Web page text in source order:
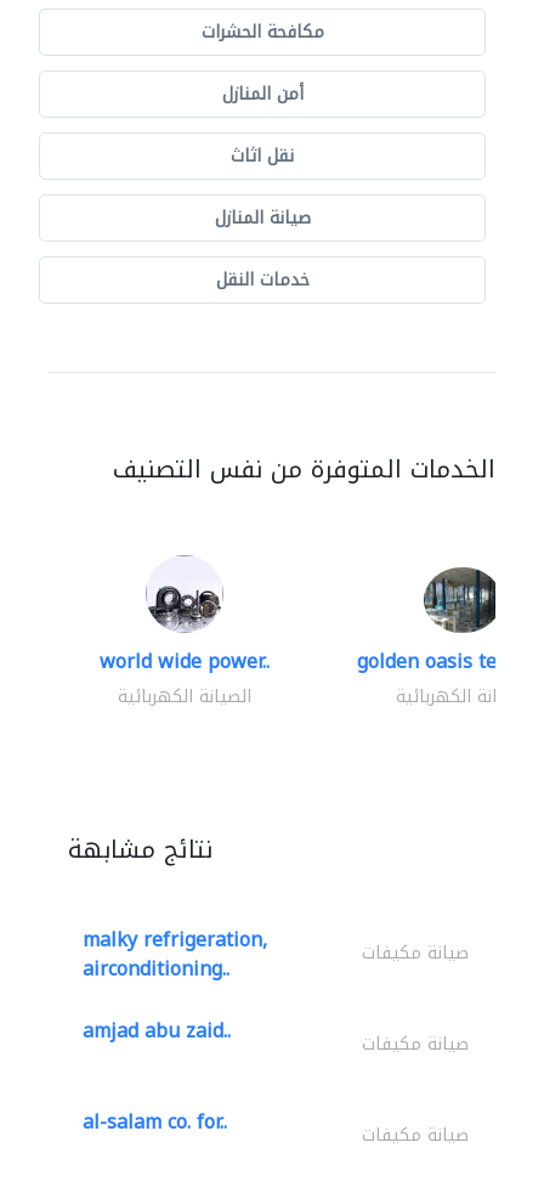
مكافحة الحشرات
أمن المنازل
نقل اثاث
صيانة المنازل
خدمات النقل
الخدمات المتوفرة من نفس التصنيف
world wide power..
الصيانة الكهربائية
golden oasis
الصيانة الكهربائية
نتائج مشابهة
malky refrigeration,
airconditioning.. صيانة مكيفات
amjad abu zaid.. صيانة مكيفات
al-salam co. for.. صيانة مكيفات